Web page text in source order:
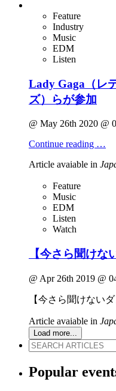
Feature
Industry
Music
EDM
Listen
Lady Gaga（レ
ズ）らが参加
@ May 26th 2020 @
Continue reading …
Article avaiable in
Feature
Music
EDM
Listen
Watch
【今さら聞け
@ Apr 26th 2019 @
【今さら聞けない
Article avaiable in
Load more...
Popular